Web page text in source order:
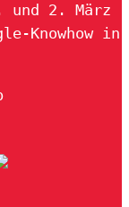
und 2. März
Knowhow in